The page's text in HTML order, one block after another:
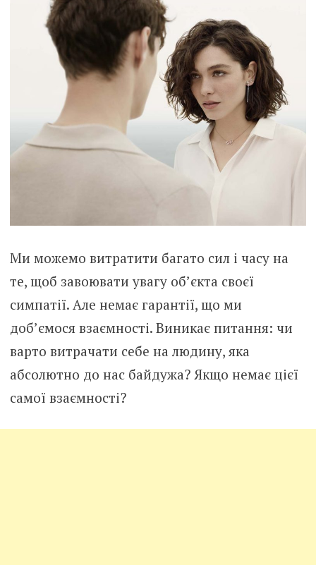
Ми можемо витратити багато сил і часу на
те, щоб завоювати увагу об’єкта своєї
симпатії. Але немає гарантії, що ми
доб’ємося взаємності. Виникає питання: чи
варто витрачати себе на людину, яка
абсолютно до нас байдужа? Якщо немає цієї
самої взаємності?